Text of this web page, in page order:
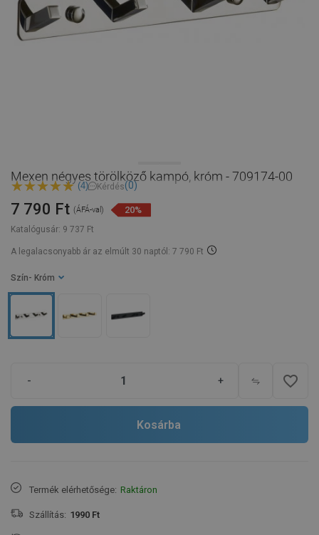
Mexen négyes törölköző kampó, króm - 709174-00
(4) Kérdés(0)
Katalógusár: 9 737 Ft
7 790 Ft (ÁFÁ-val) 20%
A legalacsonyabb ár az elmúlt 30 naptól: 7 790 Ft
Szín - Króm
- + favorite_border
Kosárba
Termék elérhetősége: Raktáron
Szállítás: 1990 Ft